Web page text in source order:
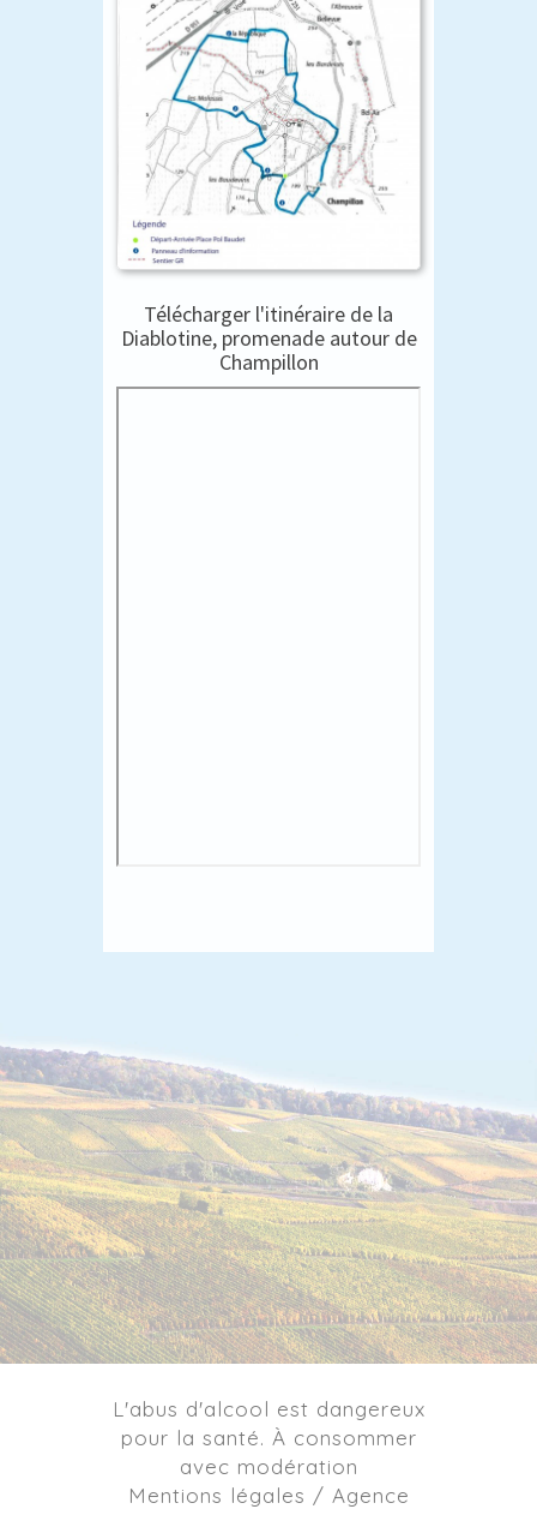
Télécharger l'itinéraire de la
Diablotine, promenade autour de
Champillon
L'abus d'alcool est dangereux
pour la santé. À consommer
avec modération
Mentions légales / Agence